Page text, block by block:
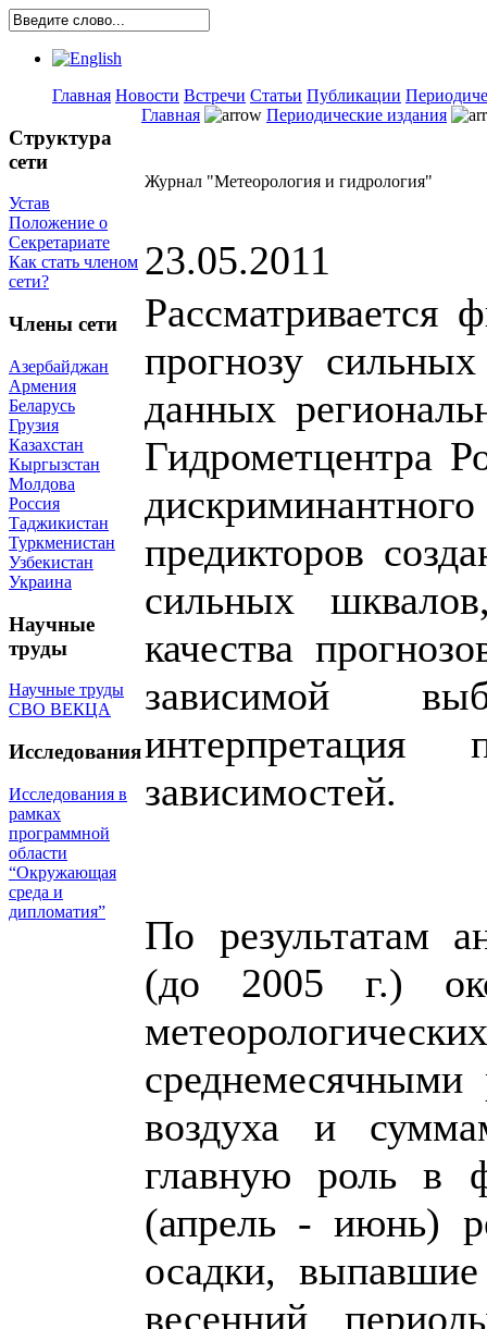
Главная Новости Встречи Статьи Публикации
Структура
сети
Устав
Положение о
Секретариате
Как стать членом
сети?
Члены сети
Азербайджан
Армения
Беларусь
Грузия
Казахстан
Кыргызстан
Молдова
Россия
Таджикистан
Туркменистан
Узбекистан
Украина
Научные
труды
Научные труды
СВО ВЕКЦА
Исследования
Исследования в
рамках
программной
области
“Окружающая
среда и
дипломатия”
Главная Периодические издания
Журнал "Метеорология и гидрология"
23.05.2011
Рассматривается
прогнозу
данных
Гидрометцентра
предикторов
сильных
качества
зависимой
интерпретация
зависимостей.
По результатам
(до 2005 г.)
среднемесячными
воздуха и
главную роль в
(апрель - июнь)
осадки,
весенний